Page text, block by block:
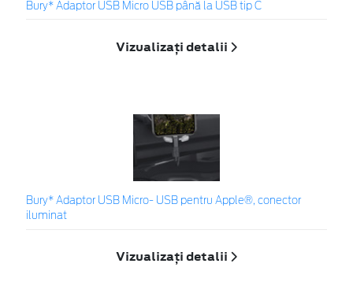
Bury* Adaptor USB Micro USB până la USB tip C
Vizualizați detalii
Bury* Adaptor USB Micro- USB pentru Apple®, conector
iluminat
Vizualizați detalii